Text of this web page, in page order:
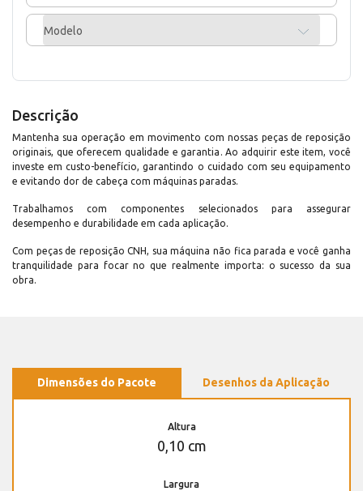
Modelo
Descrição
Mantenha sua operação em movimento com nossas peças de reposição
originais, que oferecem qualidade e garantia. Ao adquirir este item, você
investe em custo-benefício, garantindo o cuidado com seu equipamento
e evitando dor de cabeça com máquinas paradas.
Trabalhamos com componentes selecionados para assegurar
desempenho e durabilidade em cada aplicação.
Com peças de reposição CNH, sua máquina não fica parada e você ganha
tranquilidade para focar no que realmente importa: o sucesso da sua
obra.
Dimensões do Pacote Desenhos da Aplicação
Altura
0,10 cm
Largura